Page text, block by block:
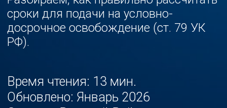
Эксперт: Василий Войц
Перейти к статье ↓